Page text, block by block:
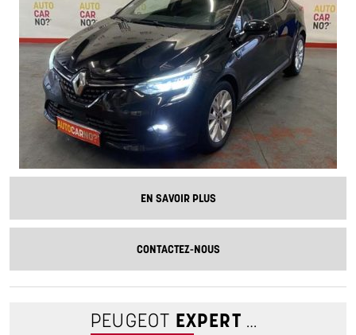
EN SAVOIR PLUS
CONTACTEZ-NOUS
PEUGEOT EXPERT COMBI